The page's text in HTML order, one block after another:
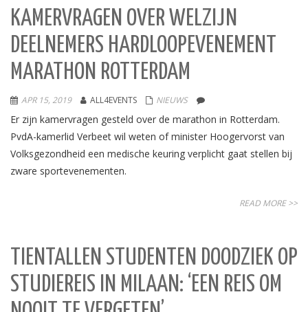
KAMERVRAGEN OVER WELZIJN
DEELNEMERS HARDLOOPEVENEMENT
MARATHON ROTTERDAM
APR 15, 2019 ALL4EVENTS NIEUWS
Er zijn kamervragen gesteld over de marathon in Rotterdam.
PvdA-kamerlid Verbeet wil weten of minister Hoogervorst van
Volksgezondheid een medische keuring verplicht gaat stellen bij
zware sportevenementen.
READ MORE >>
TIENTALLEN STUDENTEN DOODZIEK OP
STUDIEREIS IN MILAAN: ‘EEN REIS OM